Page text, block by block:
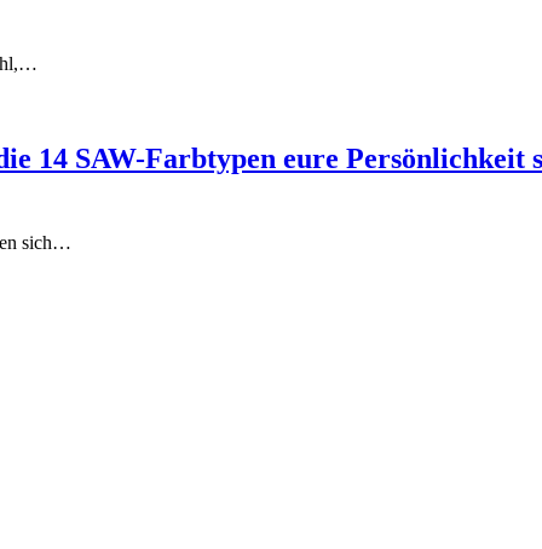
14 SAW-Farbtypen eure Persönlichkeit
sich…